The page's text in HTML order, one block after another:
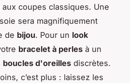
coupes classiques. Une
sera magnifiquement
de bijou. Pour un look
bracelet à perles à un
boucles d'oreilles discrètes.
c’est plus : laissez les